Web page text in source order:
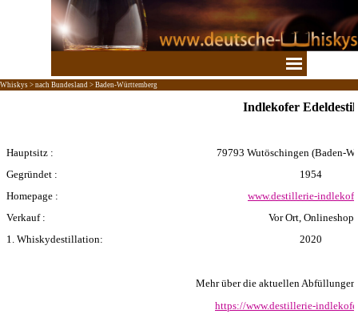
Direkt zum Seiteninhalt
Whiskys > nach Bundesland > Baden-Württemberg
Indlekofer
Hauptsitz :
79793 Wutöschingen (Baden-
Gegründet :
1954
Homepage :
www.destillerie-
Verkauf :
Vor Ort, Onlineshop
1. Whiskydestillation:
2020
Mehr über die aktuellen
https://www.destillerie-